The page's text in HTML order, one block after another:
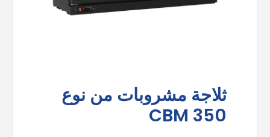
ثلاجة مشروبات من نوع
CBM 350